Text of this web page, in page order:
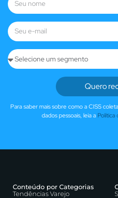
Quero
Para saber mais sobre como a CISS
dados pessoais, leia a Política
Conteúdo por Categorias
Tendências Varejo